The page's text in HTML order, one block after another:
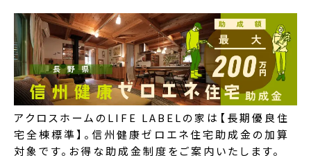
アクロスホームのLIFE LABELの家は【長期優良住
宅全棟標準】。信州健康ゼロエネ住宅助成金の加算
対象です。お得な助成金制度をご案内いたします。